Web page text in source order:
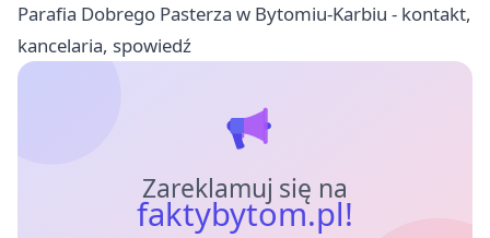
Parafia Dobrego Pasterza w Bytomiu-Karbiu - kontakt,
kancelaria, spowiedź
Zareklamuj się na
faktybytom.pl!